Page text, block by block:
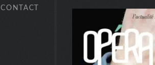
CONTACT